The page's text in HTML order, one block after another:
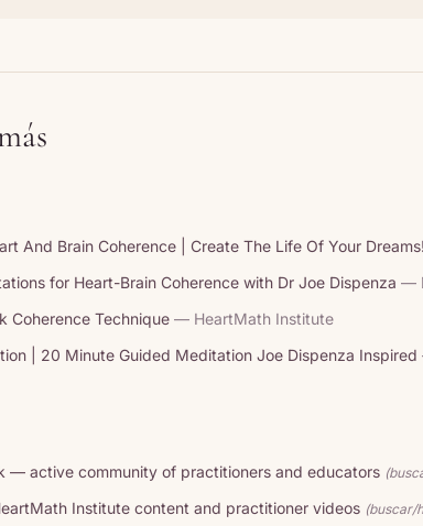
And Brain Coherence | Create The Life Of Your
for Heart-Brain Coherence with Dr Joe Dispenza —
Coherence Technique — HeartMath Institute
| 20 Minute Guided Meditation Joe Dispenza Inspired
— active community of practitioners and educators
Institute content and practitioner videos (buscar/